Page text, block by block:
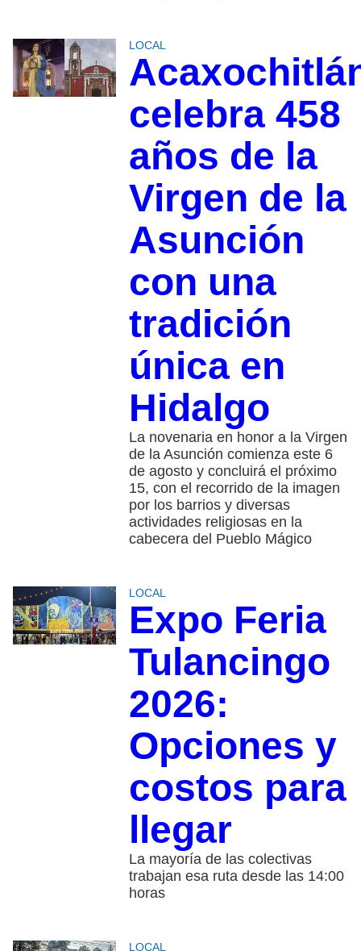
LOCAL
celebra 458
años de la
Virgen de la
Asunción
con una
tradición
única en
Hidalgo
La novenaria en honor a la Virgen
de la Asunción comienza este 6
de agosto y concluirá el próximo
15, con el recorrido de la imagen
por los barrios y diversas
actividades religiosas en la
cabecera del Pueblo Mágico
LOCAL
Expo Feria
Tulancingo
2026:
Opciones y
costos para
llegar
La mayoría de las colectivas
trabajan esa ruta desde las 14:00
horas
LOCAL